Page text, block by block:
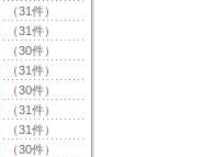
（31件）
（31件）
（30件）
（31件）
（30件）
（31件）
（31件）
（30件）